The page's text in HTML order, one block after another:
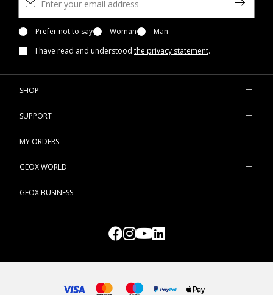
Prefer not to say Woman
Man
I have read and understood the privacy statement.
SHOP
SUPPORT
MY ORDERS
GEOX WORLD
GEOX BUSINESS